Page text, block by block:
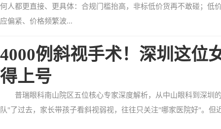
何人都更直接、更具体：合规门槛抬高，非标低价货再不敢碰；低
应偏紧、价格频繁波...
4000例斜视手术！深圳这位
得上号
普瑞眼科南山院区五位核心专家深度解析，从中山眼科到深
队"了过去，家长带孩子看斜视弱视，往往只关注"哪家医院好"。但